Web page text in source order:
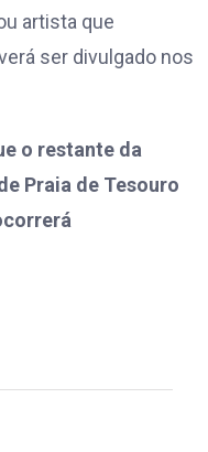
artista que
ser divulgado nos
o restante da
Praia de Tesouro